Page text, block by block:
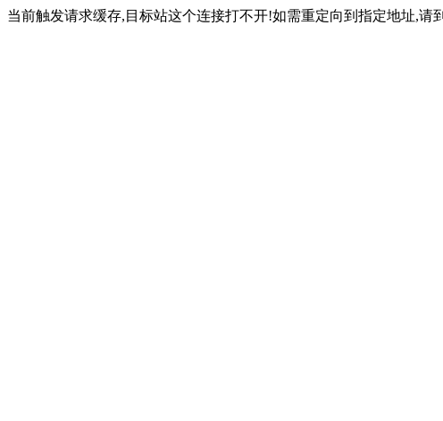
当前触发请求缓存,目标站这个连接打不开!如需重定向到指定地址,请